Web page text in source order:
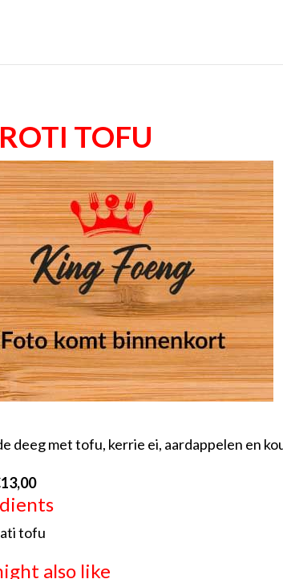
Roti tofu
deeg met tofu, kerrie ei, aardappelen en
tofu
also like